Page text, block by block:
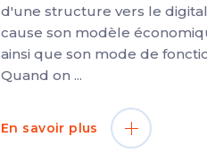
d'une structure vers le
cause son modèle
ainsi que son mode de
Quand on
En savoir plus